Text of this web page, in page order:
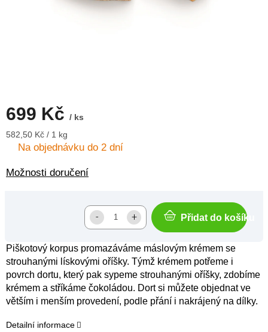
699 Kč / ks
Měrná
cena:
582,50 Kč / 1 kg
Na objednávku do 2 dní
Možnosti doručení
Přidat do košíku
Piškotový korpus promazáváme máslovým krémem se
strouhanými lískovými oříšky. Týmž krémem potřeme i
povrch dortu, který pak sypeme strouhanými oříšky, zdobíme
krémem a stříkáme čokoládou. Dort si můžete objednat ve
větším i menším provedení, podle přání i nakrájený na dílky.
Detailní informace